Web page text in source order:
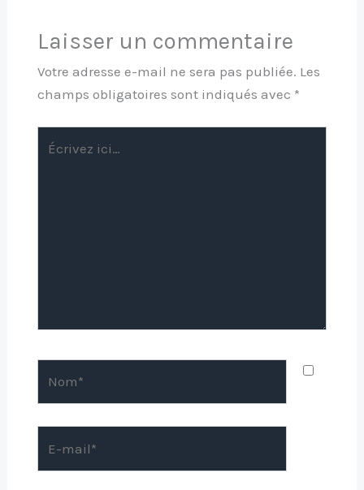
Laisser un commentaire
Votre adresse e-mail ne sera pas publiée. Les
champs obligatoires sont indiqués avec *